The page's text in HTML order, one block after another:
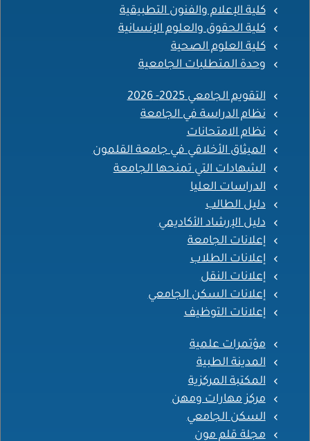
كلية الإعلام والفنون التطبيقية
كلية الحقوق والعلوم الإنسانية
كلية العلوم الصحية
وحدة المتطلبات الجامعية
التقويم الجامعي 2025- 2026
نظام الدراسة في الجامعة
نظام الامتحانات
الميثاق الأخلاقي في جامعة القلمون
الشهادات التي تمنحها الجامعة
الدراسات العليا
دليل الطالب
دليل الإرشاد الأكاديمي
إعلانات الجامعة
إعلانات الطلاب
إعلانات النقل
إعلانات السكن الجامعي
إعلانات التوظيف
مؤتمرات علمية
المدينة الطبية
المكتبة المركزية
مركز مهارات ومهن
السكن الجامعي
مجلة قلم مون